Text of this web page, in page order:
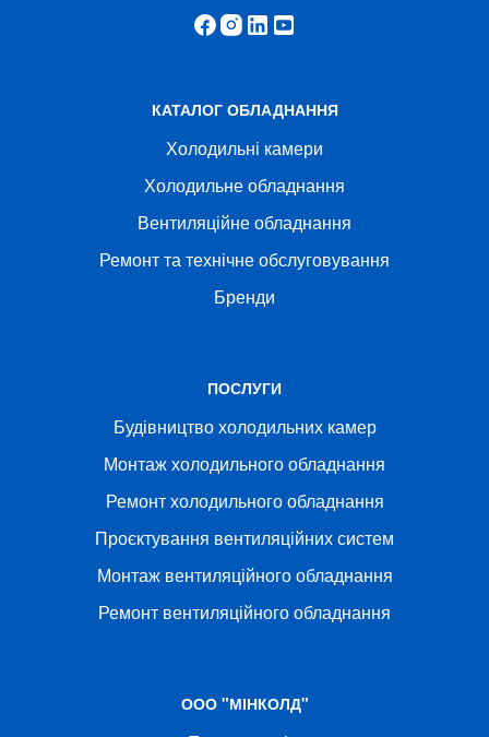
КАТАЛОГ ОБЛАДНАННЯ
Холодильні камери
Холодильне обладнання
Вентиляційне обладнання
Ремонт та технічне обслуговування
Бренди
ПОСЛУГИ
Будівництво холодильних камер
Монтаж холодильного обладнання
Ремонт холодильного обладнання
Проєктування вентиляційних систем
Монтаж вентиляційного обладнання
Ремонт вентиляційного обладнання
ООО "МІНКОЛД"